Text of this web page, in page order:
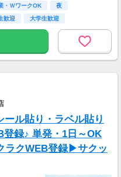
相談くだ
・ＷワークOK
夜
歓迎 大学生歓迎
ル貼り・ラベル貼り
録♪ 単発・1日～OK
ラクWEB登録▶サクッ